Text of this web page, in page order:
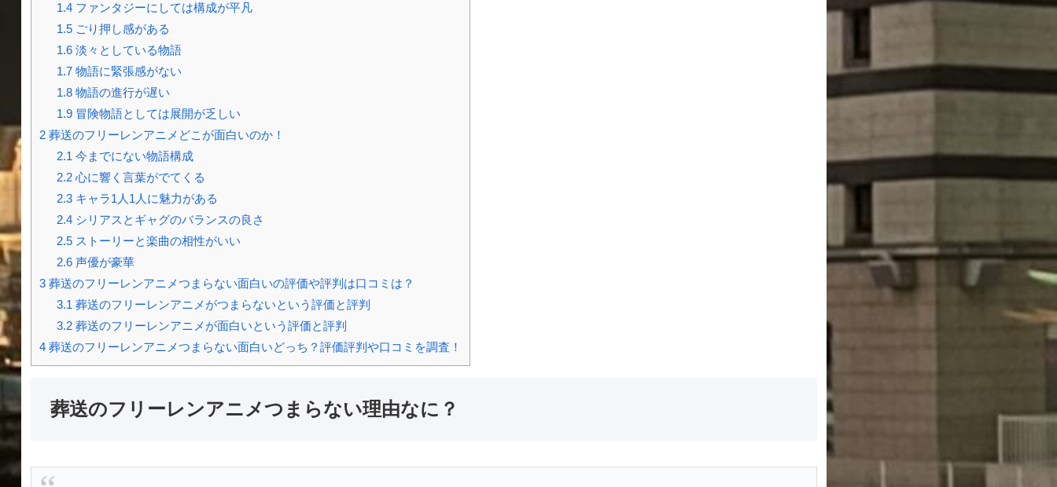
1.4 ファンタジーにしては構成が平凡
1.5 ごり押し感がある
1.6 淡々としている物語
1.7 物語に緊張感がない
1.8 物語の進行が遅い
1.9 冒険物語としては展開が乏しい
2葬送のフリーレンアニメどこが面白いのか！
2.1 今までにない物語構成
2.2 心に響く言葉がでてくる
2.3 キャラ1人1人に魅力がある
2.4 シリアスとギャグのバランスの良さ
2.5 ストーリーと楽曲の相性がいい
2.6 声優が豪華
3葬送のフリーレンアニメつまらない面白いの評価や評判は口コミは？
3.1 葬送のフリーレンアニメがつまらないという評価と評判
3.2 葬送のフリーレンアニメが面白いという評価と評判
4葬送のフリーレンアニメつまらない面白いどっち？評価評判や口コミを調査！
葬送のフリーレンアニメつまらない理由なに？